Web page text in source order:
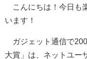
こんにちは！今日も
います！
ガジェット通信で
大賞」は、ネットユー